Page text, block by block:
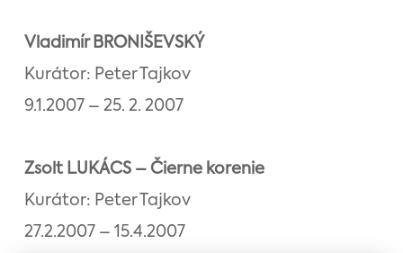
Vladimír BRONIŠEVSKÝ
Kurátor: Peter Tajkov
9.1.2007 – 25. 2. 2007
Zsolt LUKÁCS – Čierne korenie
Kurátor: Peter Tajkov
27.2.2007 – 15.4.2007